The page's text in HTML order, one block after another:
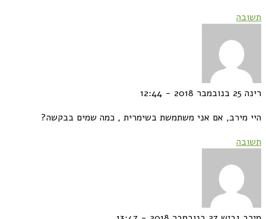
25 בנובמבר 2018 - 12:44
מירב, אם אני משתמשת בשימרית , כמה שמים בבקשה?